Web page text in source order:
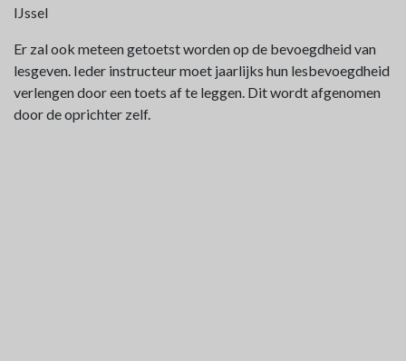
IJssel
Er zal ook meteen getoetst worden op de bevoegdheid van
lesgeven. Ieder instructeur moet jaarlijks hun lesbevoegdheid
verlengen door een toets af te leggen. Dit wordt afgenomen
door de oprichter zelf.